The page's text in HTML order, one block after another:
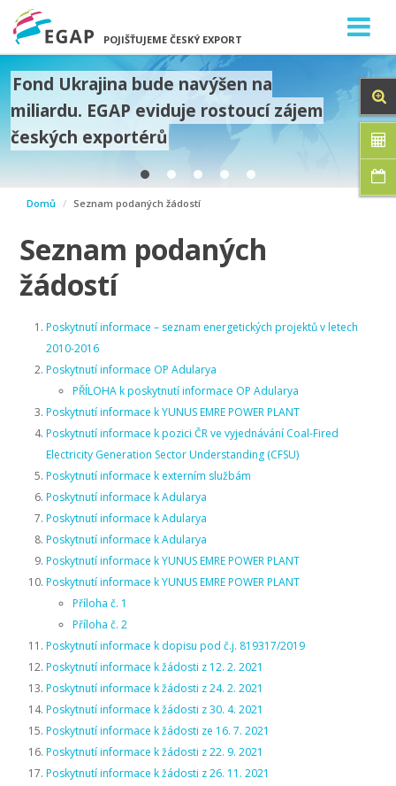
POJIŠŤUJEME ČESKÝ EXPORT
Fond Ukrajina bude navýšen na
miliardu. EGAP eviduje rostoucí zájem
českých exportérů
Domů Seznam podaných žádostí
Seznam podaných
žádostí
Poskytnutí informace – seznam energetických projektů v letech
2010-2016
Poskytnutí informace OP Adularya
PŘÍLOHA k poskytnutí informace OP Adularya
Poskytnutí informace k YUNUS EMRE POWER PLANT
Poskytnutí informace k pozici ČR ve vyjednávání Coal-Fired
Electricity Generation Sector Understanding (CFSU)
Poskytnutí informace k externím službám
Poskytnutí informace k Adularya
Poskytnutí informace k Adularya
Poskytnutí informace k Adularya
Poskytnutí informace k YUNUS EMRE POWER PLANT
Poskytnutí informace k YUNUS EMRE POWER PLANT
Příloha č. 1
Příloha č. 2
Poskytnutí informace k dopisu pod č.j. 819317/2019
Poskytnutí informace k žádosti z 12. 2. 2021
Poskytnutí informace k žádosti z 24. 2. 2021
Poskytnutí informace k žádosti z 30. 4. 2021
Poskytnutí informace k žádosti ze 16. 7. 2021
Poskytnutí informace k žádosti z 22. 9. 2021
Poskytnutí informace k žádosti z 26. 11. 2021